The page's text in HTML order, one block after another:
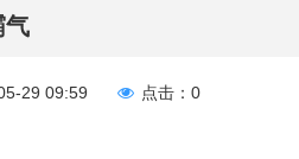
气
29 09:59 点击：0